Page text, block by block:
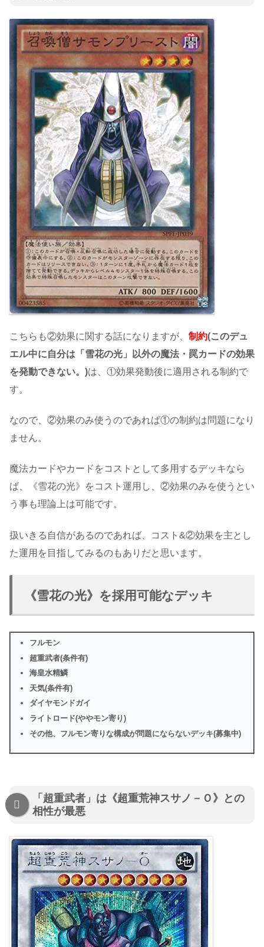
こちらも②効果に関する話になりますが、 制約(このデュ
エル中に自分は「雪花の光」以外の魔法・罠カードの効果
を発動できない。)は、①効果発動後に適用される制約で
す。
なので、②効果のみ使うのであれば①の制約は問題になり
ません。
魔法カードやカードをコストとして多用するデッキなら
ば、《雪花の光》をコスト運用し、②効果のみを使うとい
う事も理論上は可能です。
扱いきる自信があるのであれば、コスト&②効果を主とし
た運用を目指してみるのもありだと思います。
《雪花の光》を採用可能なデッキ
フルモン
超重武者(条件有)
海皇水精鱗
天気(条件有)
ダイヤモンドガイ
ライトロード(ややモン寄り)
その他、フルモン寄りな構成が問題にならないデッキ(募集中)
「超重武者」は《超重荒神スサノ－Ｏ》との
相性が最悪